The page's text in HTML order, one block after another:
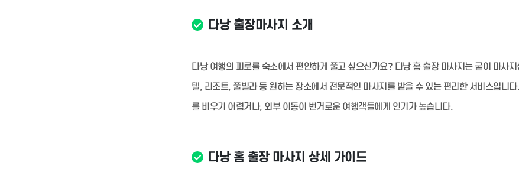
다낭 출장마사지 소개
다낭 여행의 피로를 숙소에서 편안하게 풀고 싶으신가요? 다낭 홈 출장 마사지는 굳이 마사
텔, 리조트, 풀빌라 등 원하는 장소에서 전문적인 마사지를 받을 수 있는 편리한 서비스입니
를 비우기 어렵거나, 외부 이동이 번거로운 여행객들에게 인기가 높습니다.
다낭 홈 출장 마사지 상세 가이드